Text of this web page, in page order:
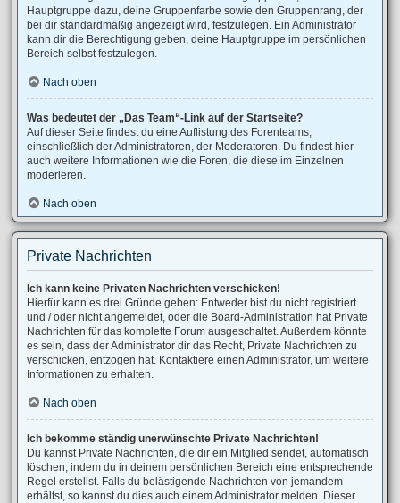
Hauptgruppe dazu, deine Gruppenfarbe sowie den Gruppenrang, der
bei dir standardmäßig angezeigt wird, festzulegen. Ein Administrator
kann dir die Berechtigung geben, deine Hauptgruppe im persönlichen
Bereich selbst festzulegen.
Nach oben
Was bedeutet der „Das Team“-Link auf der Startseite?
Auf dieser Seite findest du eine Auflistung des Forenteams,
einschließlich der Administratoren, der Moderatoren. Du findest hier
auch weitere Informationen wie die Foren, die diese im Einzelnen
moderieren.
Nach oben
Private Nachrichten
Ich kann keine Privaten Nachrichten verschicken!
Hierfür kann es drei Gründe geben: Entweder bist du nicht registriert
und / oder nicht angemeldet, oder die Board-Administration hat Private
Nachrichten für das komplette Forum ausgeschaltet. Außerdem könnte
es sein, dass der Administrator dir das Recht, Private Nachrichten zu
verschicken, entzogen hat. Kontaktiere einen Administrator, um weitere
Informationen zu erhalten.
Nach oben
Ich bekomme ständig unerwünschte Private Nachrichten!
Du kannst Private Nachrichten, die dir ein Mitglied sendet, automatisch
löschen, indem du in deinem persönlichen Bereich eine entsprechende
Regel erstellst. Falls du belästigende Nachrichten von jemandem
erhältst, so kannst du dies auch einem Administrator melden. Dieser